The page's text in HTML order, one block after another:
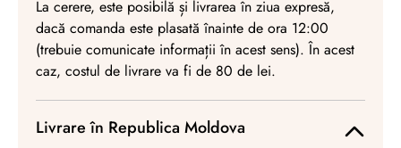
La cerere, este posibilă și livrarea în ziua expresă,
dacă comanda este plasată înainte de ora 12:00
(trebuie comunicate informații în acest sens). În acest
caz, costul de livrare va fi de 80 de lei.
Livrare în Republica Moldova